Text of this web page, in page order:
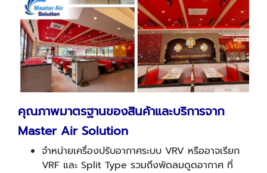
คุณภาพมาตรฐานของสินค้าและบริการจาก
Master Air Solution
จำหน่ายเครื่องปรับอากาศระบบ VRV หรืออาจเรียก
VRF และ Split Type รวมถึงพัดลมดูดอากาศ ที่